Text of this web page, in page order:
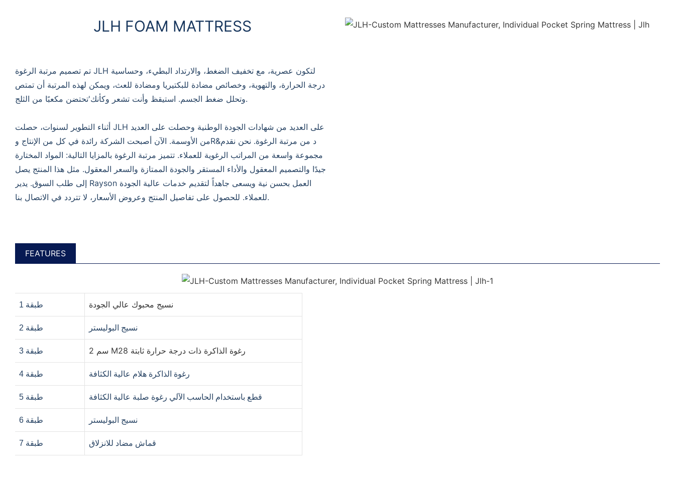
JLH FOAM MATTRESS
تم تصميم مرتبة الرغوة JLH لتكون عصرية، مع تخفيف الضغط، والارتداد البطيء، وحساسية
درجة الحرارة، والتهوية، وخصائص مضادة للبكتيريا ومضادة للعث، ويمكن لهذه المرتبة أن تمتص
وتحلل ضغط الجسم. استيقظ وأنت تشعر وكأنك'تحتضن مكعبًا من الثلج.
أثناء التطوير لسنوات، حصلت JLH على العديد من شهادات الجودة الوطنية وحصلت على العديد
من الأوسمة. الآن أصبحت الشركة رائدة في كل من الإنتاج وR&د من مرتبة الرغوة. نحن نقدم
مجموعة واسعة من المراتب الرغوية للعملاء. تتميز مرتبة الرغوة بالمزايا التالية: المواد المختارة
جيدًا والتصميم المعقول والأداء المستقر والجودة الممتازة والسعر المعقول. مثل هذا المنتج يصل
إلى طلب السوق. يدير Rayson العمل بحسن نية ويسعى جاهداً لتقديم خدمات عالية الجودة
للعملاء. للحصول على تفاصيل المنتج وعروض الأسعار، لا تتردد في الاتصال بنا.
FEATURES
طبقة 1 نسيج محبوك عالي الجودة
طبقة 2 نسيج البوليستر
طبقة 3 2 سم M28 رغوة الذاكرة ذات درجة حرارة ثابتة
طبقة 4 رغوة الذاكرة هلام عالية الكثافة
طبقة 5 قطع باستخدام الحاسب الآلي رغوة صلبة عالية الكثافة
طبقة 6 نسيج البوليستر
طبقة 7 قماش مضاد للانزلاق